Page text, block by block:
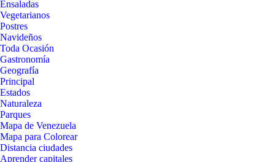
Ensaladas
Vegetarianos
Postres
Navideños
Toda Ocasión
Gastronomía
Geografía
Principal
Estados
Naturaleza
Parques
Mapa de Venezuela
Mapa para Colorear
Distancia ciudades
Aprender capitales